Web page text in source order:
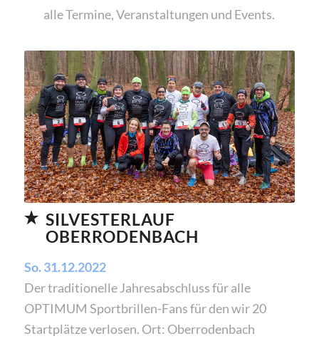
alle Termine, Veranstaltungen und Events.
SILVESTERLAUF
OBERRODENBACH
So. 31.12.2022
Der traditionelle Jahresabschluss für alle
OPTIMUM Sportbrillen-Fans für den wir 20
Startplätze verlosen. Ort: Oberrodenbach